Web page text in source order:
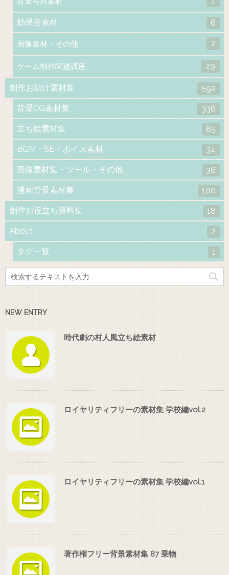
効果音素材 6
画像素材・その他 2
ゲーム制作関連講座 29
創作お助け素材集 592
背景CG素材集 336
立ち絵素材集 85
BGM・SE・ボイス素材 34
画像素材集・ツール・その他 36
漫画背景素材集 100
創作お役立ち資料集 18
About 2
タグ一覧 1
NEW ENTRY
時代劇の村人風立ち絵素材
ロイヤリティフリーの素材集 学校編vol.2
ロイヤリティフリーの素材集 学校編vol.1
著作権フリー背景素材集 87 乗物